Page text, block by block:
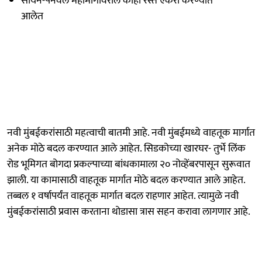
आलेत
नवी मुंबईकरांसाठी महत्वाची बातमी आहे. नवी मुंबईमध्ये वाहतूक मार्गात
अनेक मोठे बदल करण्यात आले आहेत. सिडकोच्या खारघर- तुर्भे लिंक
रोड भूमिगत बोगदा प्रकल्पाच्या बांधकामाला २० नोव्हेंबरपासून सुरूवात
झाली. या कामासाठी वाहतूक मार्गात मोठे बदल करण्यात आले आहेत.
तब्बल १ वर्षापर्यंत वाहतूक मार्गात बदल राहणार आहेत. त्यामुळे नवी
मुंबईकरांसाठी प्रवास करताना थोडासा त्रास सहन करावा लागणार आहे.